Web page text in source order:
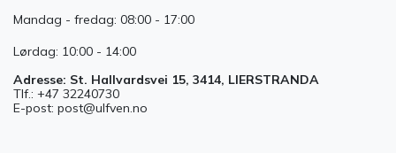
Mandag - fredag: 08:00 - 17:00
Lørdag: 10:00 - 14:00
Adresse: St. Hallvardsvei 15, 3414, LIERSTRANDA
Tlf.: +47 32240730
E-post: post@ulfven.no